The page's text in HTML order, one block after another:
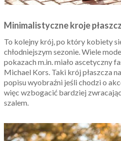
Minimalistyczne kroje
To kolejny krój, po który kobiety
chłodniejszym sezonie. Wiele
pokazach m.in. miało ascetyczny
Michael Kors. Taki krój płaszcza
popisu wyobraźni jeśli chodzi o
więc wzbogacić bardziej
szalem.